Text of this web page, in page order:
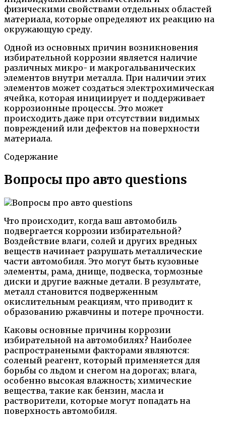
физическими свойствами отдельных областей
материала, которые определяют их реакцию на
окружающую среду.
Одной из основных причин возникновения
избирательной коррозии является наличие
различных микро- и макрогальванических
элементов внутри металла. При наличии этих
элементов может создаться электрохимическая
ячейка, которая инициирует и поддерживает
коррозионные процессы. Это может
происходить даже при отсутствии видимых
повреждений или дефектов на поверхности
материала.
Содержание
Вопросы про авто questions
Что происходит, когда ваш автомобиль
подвергается коррозии избирательной?
Воздействие влаги, солей и других вредных
веществ начинает разрушать металлические
части автомобиля. Это могут быть кузовные
элементы, рама, днище, подвеска, тормозные
диски и другие важные детали. В результате,
металл становится подверженным
окислительным реакциям, что приводит к
образованию ржавчины и потере прочности.
Каковы основные причины коррозии
избирательной на автомобилях? Наиболее
распространеными факторами являются:
соленый реагент, который применяется для
борьбы со льдом и снегом на дорогах; влага,
особенно высокая влажность; химические
вещества, такие как бензин, масла и
растворители, которые могут попадать на
поверхность автомобиля.